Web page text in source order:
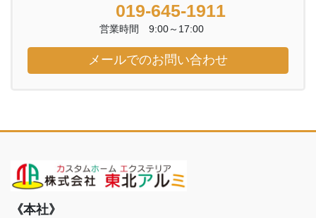
019-645-1911
営業時間 9:00～17:00
メールでのお問い合わせ
《本社》